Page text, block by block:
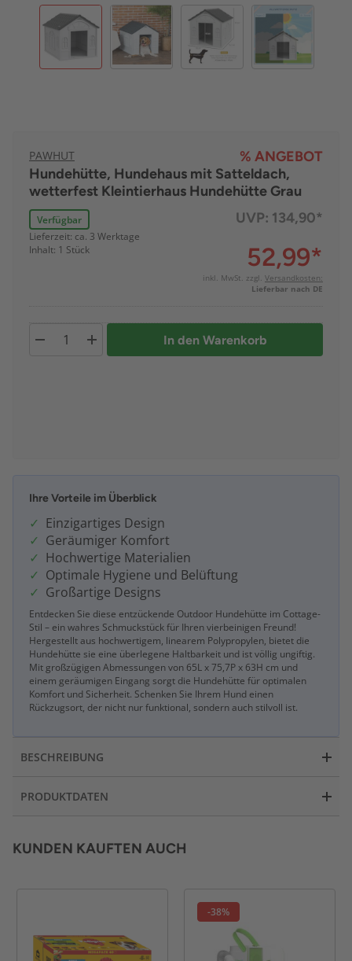
PAWHUT
% ANGEBOT
Hundehütte, Hundehaus mit Satteldach,
wetterfest Kleintierhaus Hundehütte Grau
Verfügbar
Lieferzeit: ca. 3 Werktage
Inhalt: 1 Stück
UVP: 134,90*
52,99*
inkl. MwSt. zzgl. Versandkosten:
Lieferbar nach DE
In den Warenkorb
Ihre Vorteile im Überblick
Einzigartiges Design
Geräumiger Komfort
Hochwertige Materialien
Optimale Hygiene und Belüftung
Großartige Designs
Entdecken Sie diese entzückende Outdoor Hundehütte im Cottage-
Stil – ein wahres Schmuckstück für Ihren vierbeinigen Freund!
Hergestellt aus hochwertigem, linearem Polypropylen, bietet die
Hundehütte sie eine überlegene Haltbarkeit und ist völlig ungiftig.
Mit großzügigen Abmessungen von 65L x 75,7P x 63H cm und
einem geräumigen Eingang sorgt die Hundehütte für optimalen
Komfort und Sicherheit. Schenken Sie Ihrem Hund einen
Rückzugsort, der nicht nur funktional, sondern auch stilvoll ist.
BESCHREIBUNG
PRODUKTDATEN
KUNDEN KAUFTEN AUCH
-38%